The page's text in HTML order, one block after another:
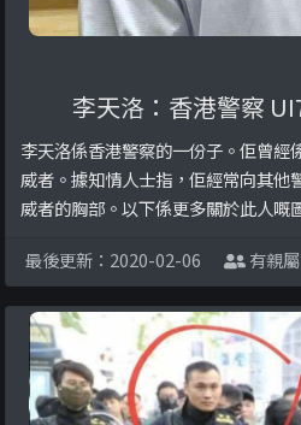
李天洛：香港警察
李天洛係香港警察的一份子。佢曾經
威者。據知情人士指，佢經常向其他
威者的胸部。以下係更多關於此人嘅
最後更新：2020-02-06 有親